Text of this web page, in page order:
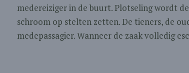
medereiziger in de buurt. Plotseling wordt
schroom op stelten zetten. De tieners, de
medepassagier. Wanneer de zaak volledig